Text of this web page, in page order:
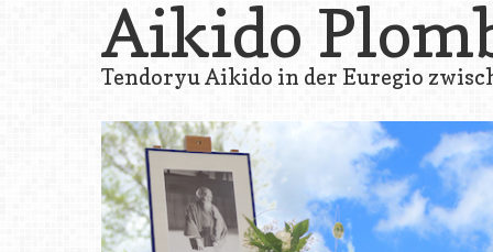
Aikido
Tendoryu Aikido in der Euregio